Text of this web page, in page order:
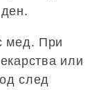
мед. При
или
след